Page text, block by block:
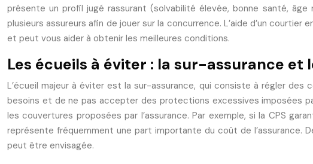
présente un profil jugé rassurant (solvabilité élevée, bonne santé,
plusieurs assureurs afin de jouer sur la concurrence. L’aide d’un
et peut vous aider à obtenir les meilleures conditions.
Les écueils à éviter : la sur-assurance et
L’écueil majeur à éviter est la sur-assurance, qui consiste à régler des
besoins et de ne pas accepter des protections excessives imposées
les couvertures proposées par l’assurance. Par exemple, si la CPS
représente fréquemment une part importante du coût de l’assurance.
peut être envisagée.